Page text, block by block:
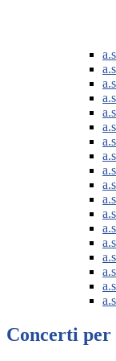
Concerti per